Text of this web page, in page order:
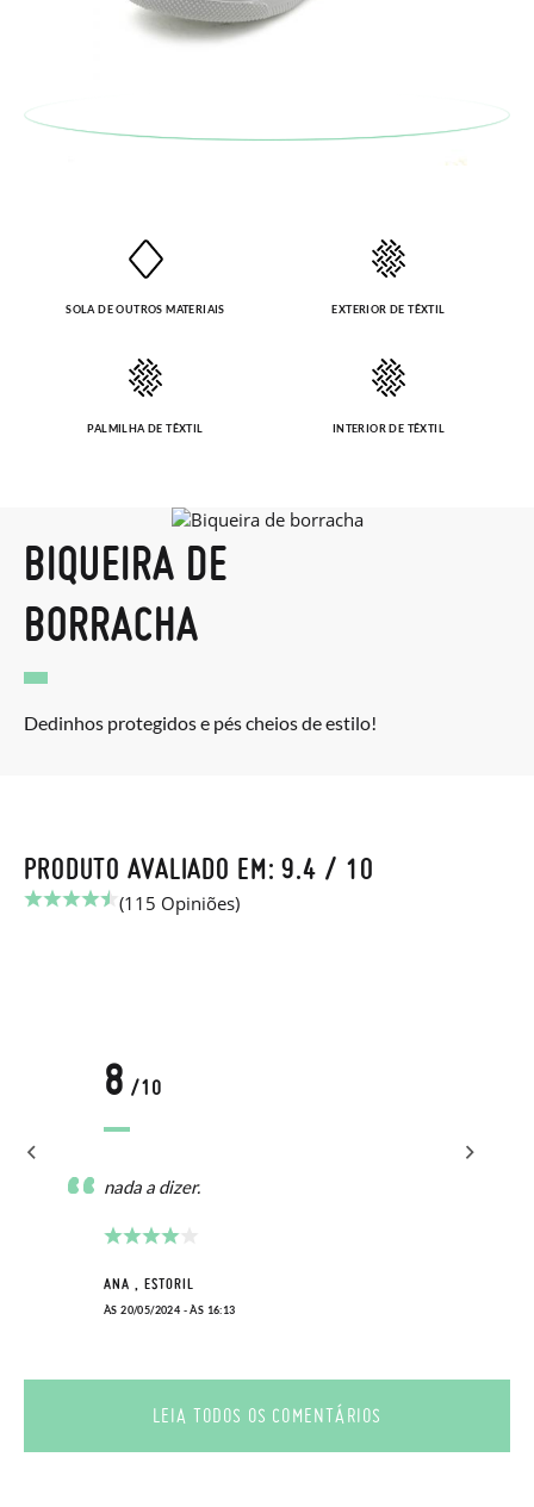
SOLA DE OUTROS MATERIAIS EXTERIOR DE TÊXTIL
PALMILHA DE TÊXTIL INTERIOR DE TÊXTIL
BIQUEIRA DE
BORRACHA
Dedinhos protegidos e pés cheios de estilo!
PRODUTO AVALIADO EM: 9.4 / 10
(115 Opiniões)
8 /10
nada a dizer.
ANA , ESTORIL
ÀS 20/05/2024 - ÀS 16:13
LEIA TODOS OS COMENTÁRIOS